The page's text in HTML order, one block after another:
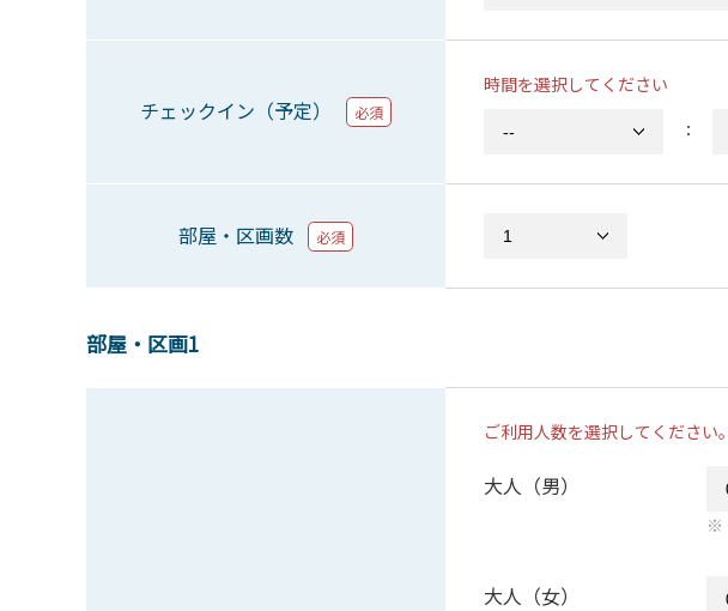
チェックイン（予定） 必須
時間を選択してください
：
部屋・区画数 必須
部屋・区画1
ご利用人数を選択してください。
大人（男）
大人（女）